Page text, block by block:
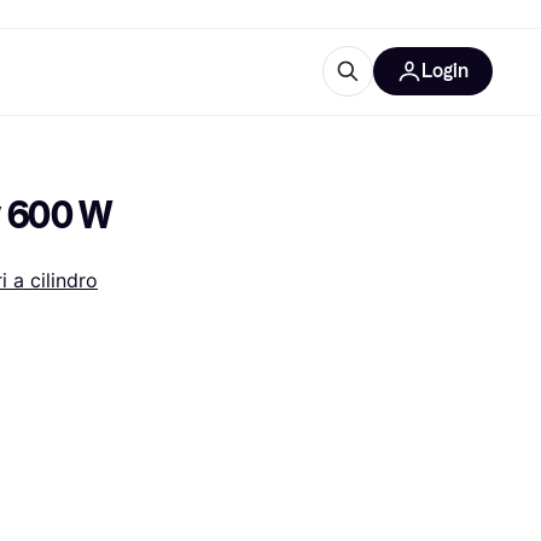
Login
W
a cilindro